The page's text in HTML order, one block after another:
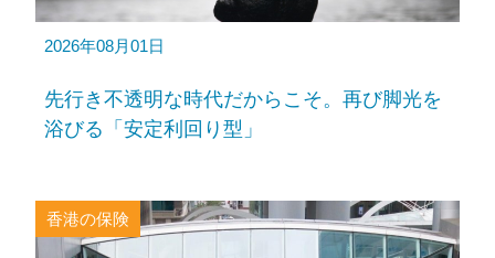
2026年08月01日
先行き不透明な時代だからこそ。再び脚光を
浴びる「安定利回り型」
香港の保険